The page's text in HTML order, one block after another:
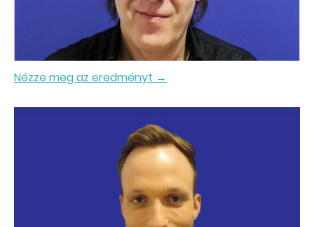
Nézze meg az eredményt →